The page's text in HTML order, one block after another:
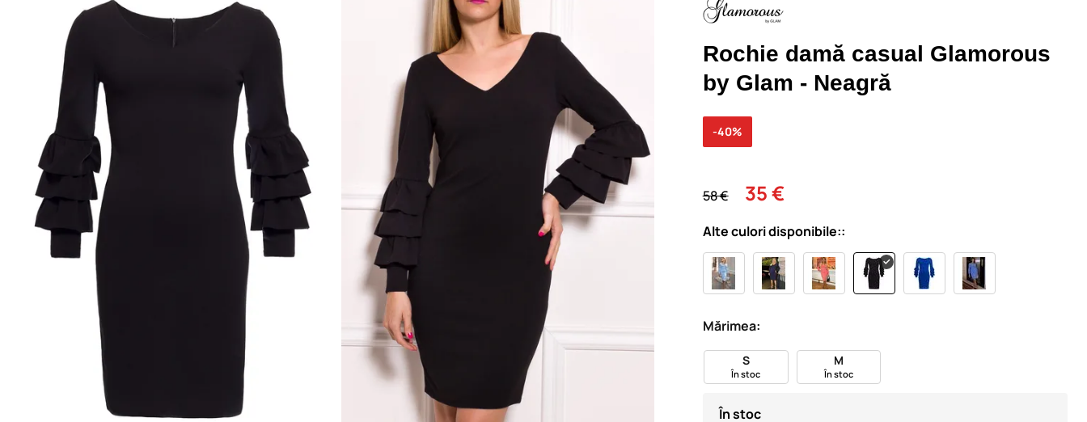
Rochie damă casual Glamorous
by Glam - Neagră
58 € 35 €
-40%
Alte culori disponibile::
Mărimea:
S
În stoc
M
În stoc
În stoc